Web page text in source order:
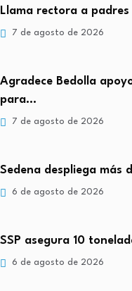
Llama rectora a
7 de agosto de 2026
Agradece Bedolla
para…
7 de agosto de 2026
Sedena despliega más
6 de agosto de 2026
SSP asegura 10
6 de agosto de 2026